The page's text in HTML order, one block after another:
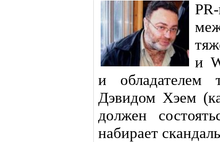
и
и обладателем
Дэвидом Хэем
должен
набирает